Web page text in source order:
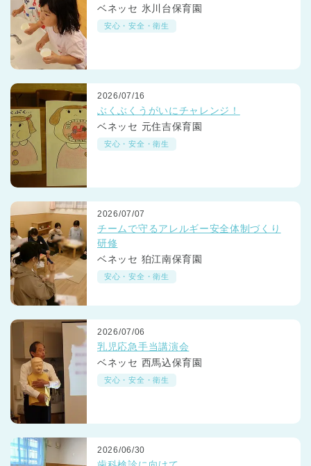
ベネッセ 氷川台保育園
安心・安全・衛生
2026/07/16
ぶくぶくうがいにチャレンジ！
ベネッセ 元住吉保育園
安心・安全・衛生
2026/07/07
チームで守るアレルギー安全体制づくり
研修
ベネッセ 狛江南保育園
安心・安全・衛生
2026/07/06
乳児応急手当講演会
ベネッセ 西馬込保育園
安心・安全・衛生
2026/06/30